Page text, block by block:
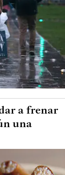
a frenar
una